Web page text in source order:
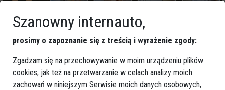
Więcej o Kwame Nkrumah
podróżnicza,historia kolonizacji ,Ostrołęka wydarzenie
literackie
Szanowny internauto,
prosimy o zapoznanie się z treścią i wyrażenie zgody:
Zgadzam się na przechowywanie w moim urządzeniu plików
cookies, jak też na przetwarzanie w celach analizy moich
zachowań w niniejszym Serwisie moich danych osobowych,